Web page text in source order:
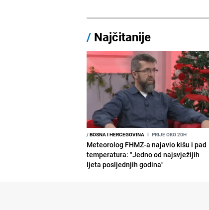
/ Najčitanije
/BOSNA I HERCEGOVINA I PRIJE OKO 20H
Meteorolog FHMZ-a najavio kišu i pad
temperatura: "Jedno od najsvježijih
ljeta posljednjih godina"